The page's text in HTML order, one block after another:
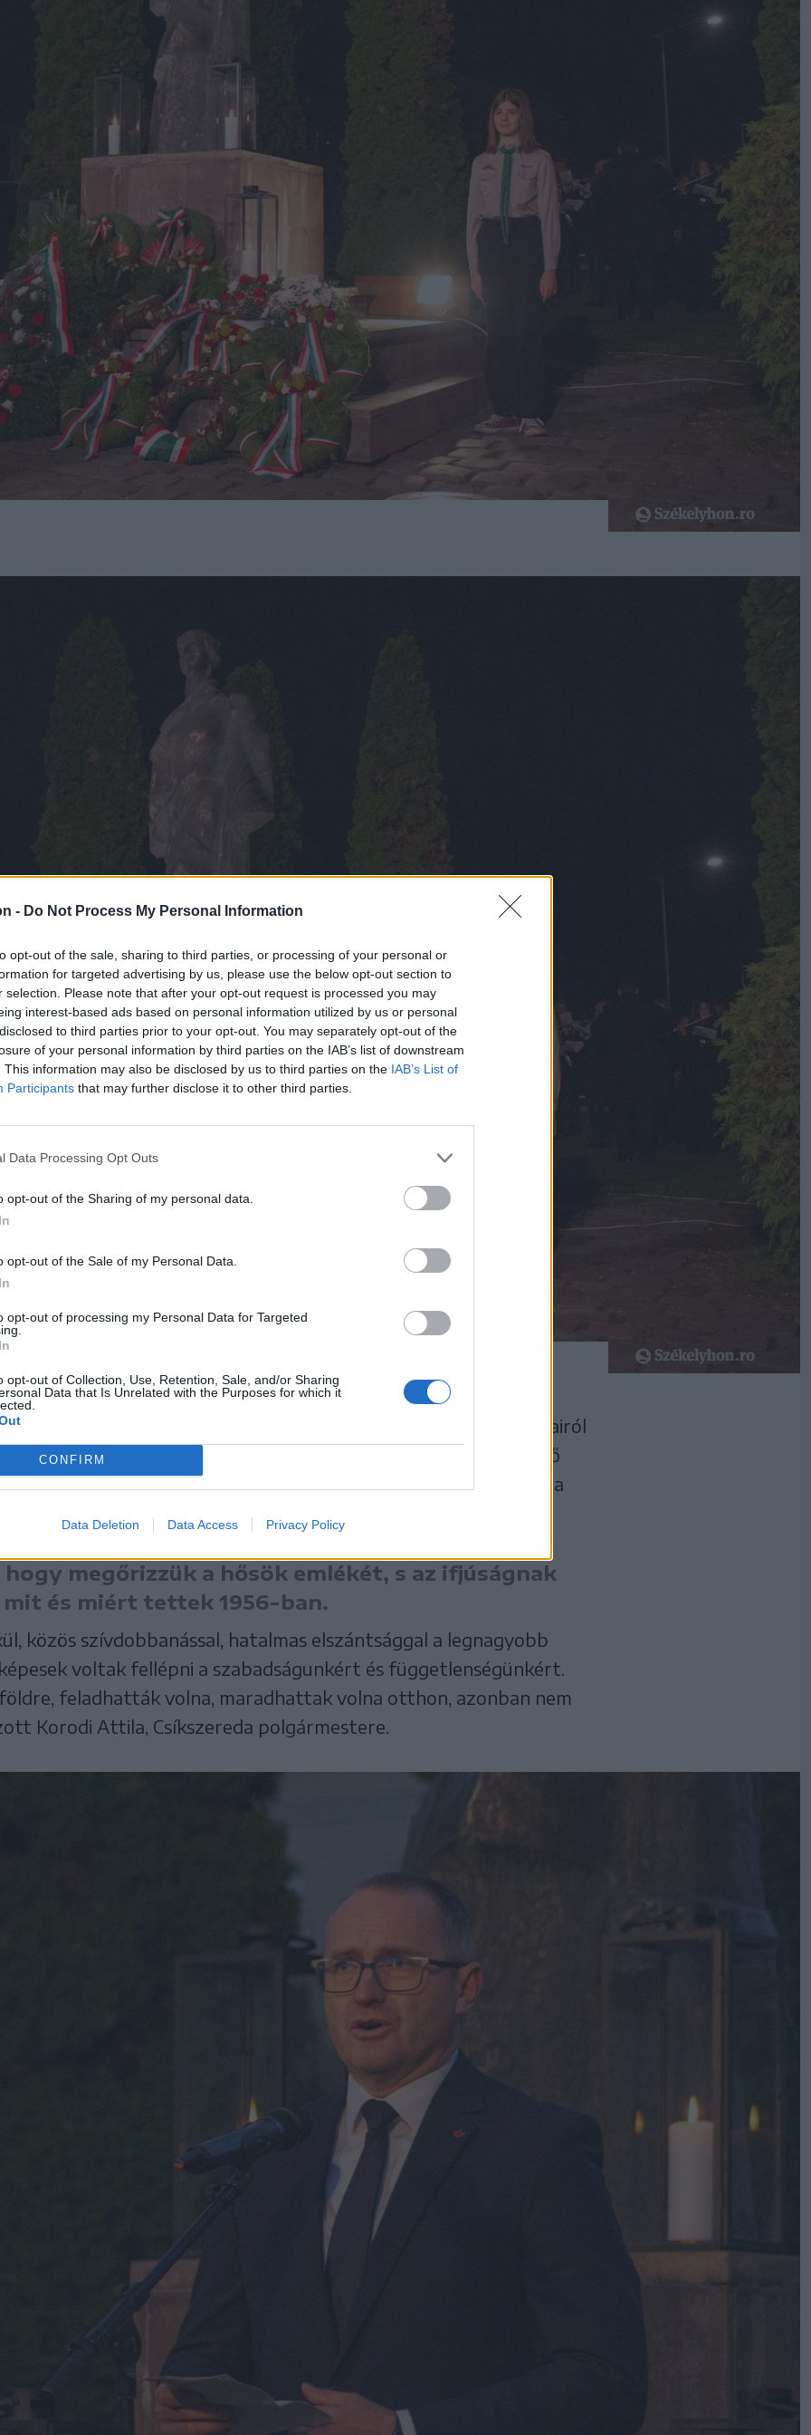
- Do Not Process My Personal Information
opt-out of the sale, sharing to third parties, or processing of your personal or
for targeted advertising by us, please use the below opt-out section to
selection. Please note that after your opt-out request is processed you may
interest-based ads based on personal information utilized by us or personal
to third parties prior to your opt-out. You may separately opt-out of the
of your personal information by third parties on the IAB’s list of downstream
This information may also be disclosed by us to third parties on the IAB’s List of
Participants that may further disclose it to other third parties.
Data Processing Opt Outs
opt-out of the Sharing of my personal data.
opt-out of the Sale of my Personal Data.
opt-out of processing my Personal Data for Targeted
opt-out of Collection, Use, Retention, Sale, and/or Sharing
Data that Is Unrelated with the Purposes for which it
CONFIRM
Data Deletion Data Access Privacy Policy
hőseiről és a kommunista megtorlás magyar és erdélyi áldozatairól
este Csíkszeredában. Az ünnepség a Kalász lakótelepi temető
kezdődött, majd annak megkoszorúzása után a fáklyás menet a
vonult.
megőrizzük a hősök emlékét, s az ifjúságnak
és miért tettek 1956-ban.
közös szívdobbanással, hatalmas elszántsággal a legnagyobb
voltak fellépni a szabadságunkért és függetlenségünkért.
feladhatták volna, maradhattak volna otthon, azonban nem
Korodi Attila, Csíkszereda polgármestere.